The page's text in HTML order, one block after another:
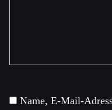
Name, E-Mail-